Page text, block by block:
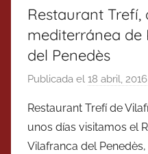
Restaurant Trefí,
mediterránea de
del Penedès
Publicada el 18 abril, 2016
Restaurant Trefí de
unos días visitamos el
Vilafranca del